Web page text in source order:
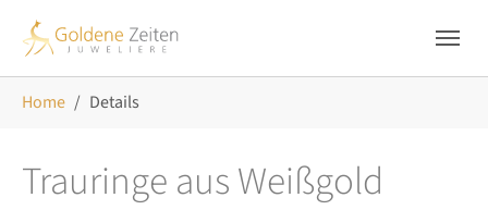
Home Details
Trauringe aus Weißgold